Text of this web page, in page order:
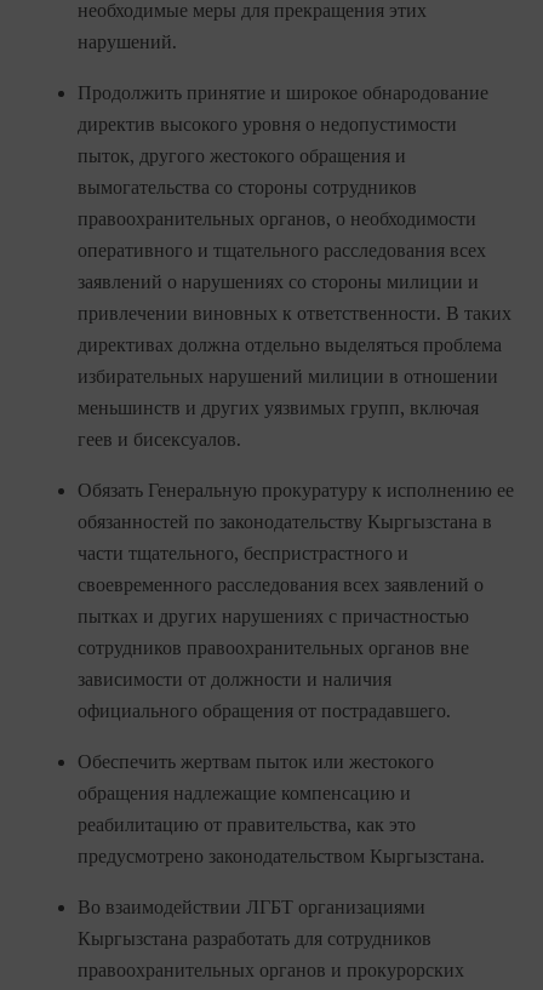
необходимые меры для прекращения этих
нарушений.
Продолжить принятие и широкое обнародование
директив высокого уровня о недопустимости
пыток, другого жестокого обращения и
вымогательства со стороны сотрудников
правоохранительных органов, о необходимости
оперативного и тщательного расследования всех
заявлений о нарушениях со стороны милиции и
привлечении виновных к ответственности. В таких
директивах должна отдельно выделяться проблема
избирательных нарушений милиции в отношении
меньшинств и других уязвимых групп, включая
геев и бисексуалов.
Обязать Генеральную прокуратуру к исполнению ее
обязанностей по законодательству Кыргызстана в
части тщательного, беспристрастного и
своевременного расследования всех заявлений о
пытках и других нарушениях с причастностью
сотрудников правоохранительных органов вне
зависимости от должности и наличия
официального обращения от пострадавшего.
Обеспечить жертвам пыток или жестокого
обращения надлежащие компенсацию и
реабилитацию от правительства, как это
предусмотрено законодательством Кыргызстана.
Во взаимодействии ЛГБТ организациями
Кыргызстана разработать для сотрудников
правоохранительных органов и прокурорских